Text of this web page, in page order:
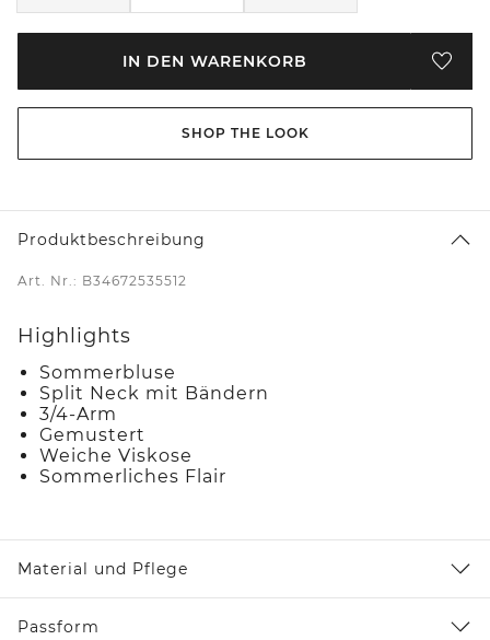
IN DEN WARENKORB
SHOP THE LOOK
Produktbeschreibung
Art. Nr.: B34672535512
Highlights
Sommerbluse
Split Neck mit Bändern
3/4-Arm
Gemustert
Weiche Viskose
Sommerliches Flair
Material und Pflege
Passform